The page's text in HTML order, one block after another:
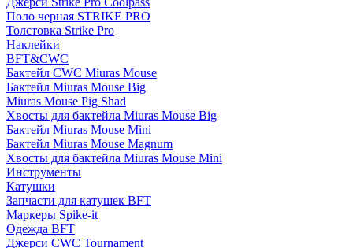
Поло черная STRIKE PRO
Толстовка Strike Pro
Наклейки
BFT&CWC
Бактейл CWC Miuras Mouse
Бактейл Miuras Mouse Big
Miuras Mouse Pig Shad
Хвосты для бактейла Miuras Mouse Big
Бактейл Miuras Mouse Mini
Бактейл Miuras Mouse Magnum
Хвосты для бактейла Miuras Mouse Mini
Инструменты
Катушки
Запчасти для катушек BFT
Маркеры Spike-it
Одежда BFT
Джерси CWC Tournament